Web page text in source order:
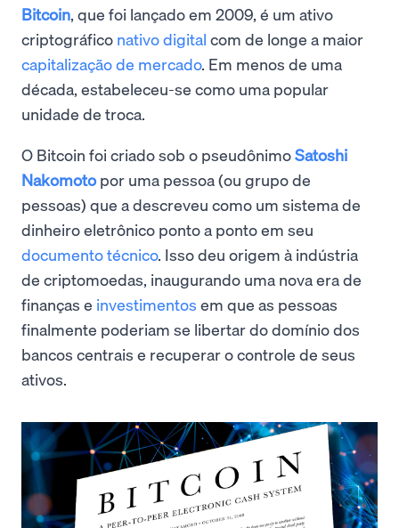
Bitcoin, que foi lançado em 2009, é um ativo
criptográfico nativo digital com de longe a maior
capitalização de mercado. Em menos de uma
década, estabeleceu-se como uma popular
unidade de troca.
O Bitcoin foi criado sob o pseudônimoSatoshi
Nakomotopor uma pessoa (ou grupo de
pessoas) que a descreveu como um sistema de
dinheiro eletrônico ponto a ponto em seu
documento técnico. Isso deu origem à indústria
de criptomoedas, inaugurando uma nova era de
finanças e investimentos em que as pessoas
finalmente poderiam se libertar do domínio dos
bancos centrais e recuperar o controle de seus
ativos.